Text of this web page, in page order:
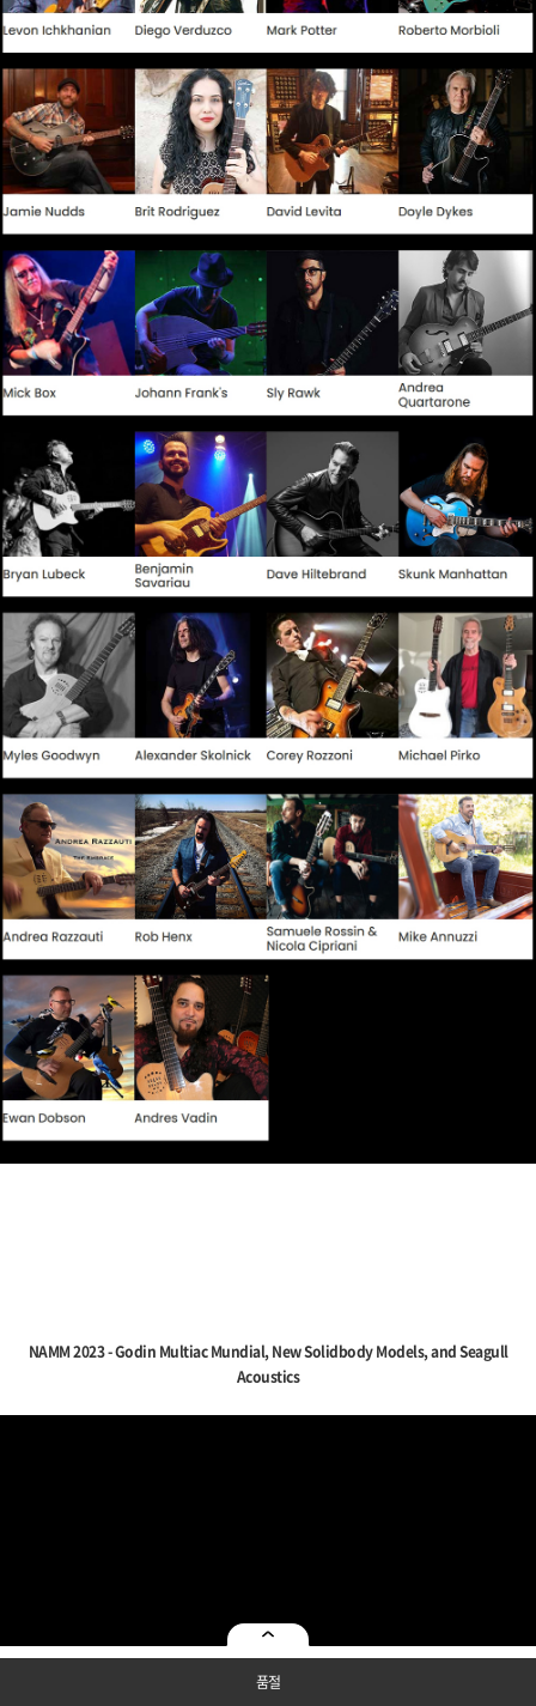
품절
NAMM 2023 - Godin Multiac Mundial, New Solidbody Models, and Seagull
Acoustics